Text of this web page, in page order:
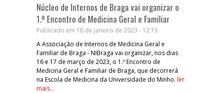
Núcleo de Internos de Braga vai organizar o
1.º Encontro de Medicina Geral e Familiar
Publicado em 18 de janeiro de 2023 - 12:15
A Associação de Internos de Medicina Geral e
Familiar de Braga - NIBraga vai organizar, nos dias
16 e 17 de março de 2023, o 1.º Encontro de
Medicina Geral e Familiar de Braga, que decorrerá
na Escola de Medicina da Universidade do Minho. ler
mais...